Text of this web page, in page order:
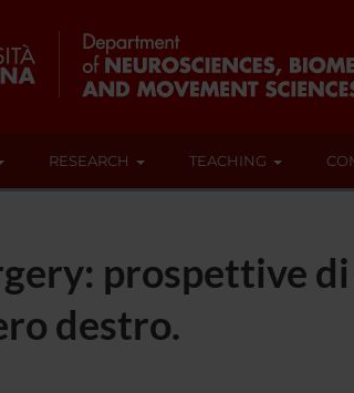
RESEARCH TEACHING
prospettive
destro.